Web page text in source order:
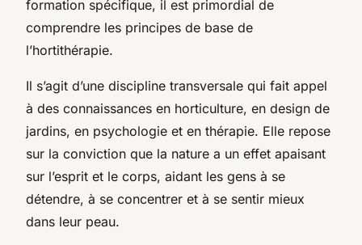
formation spécifique, il est primordial de
comprendre les principes de base de
l’hortithérapie.
Il s’agit d’une discipline transversale qui fait appel
à des connaissances en horticulture, en design de
jardins, en psychologie et en thérapie. Elle repose
sur la conviction que la nature a un effet apaisant
sur l’esprit et le corps, aidant les gens à se
détendre, à se concentrer et à se sentir mieux
dans leur peau.